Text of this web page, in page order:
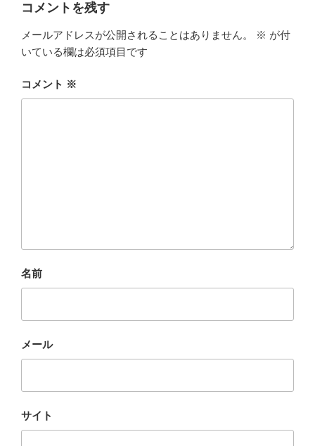
k
コメントを残す
メールアドレスが公開されることはありません。 ※ が付
いている欄は必須項目です
コメント ※
名前
メール
サイト